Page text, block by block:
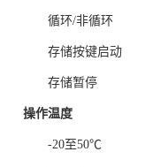
循环/非循环
存储按键启动
存储暂停
操作温度
-20至50℃